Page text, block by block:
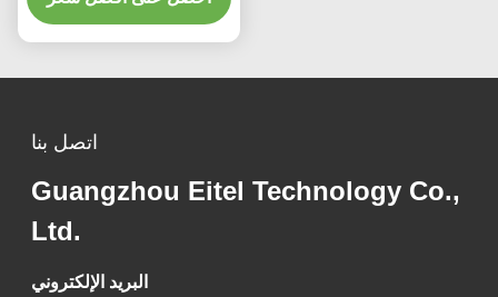
اتصل بنا
Guangzhou Eitel Technology Co.,
Ltd.
البريد الإلكتروني